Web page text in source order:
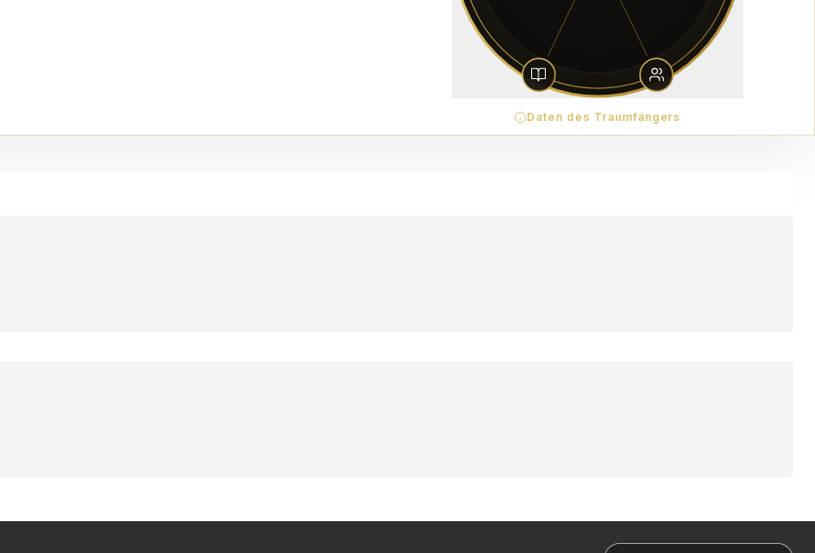
Daten des Traumfängers